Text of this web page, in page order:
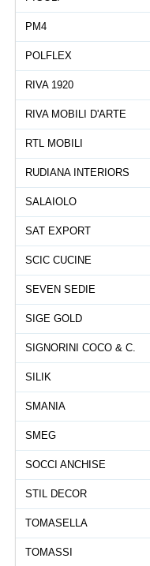
PM4
POLFLEX
RIVA 1920
RIVA MOBILI D'ARTE
RTL MOBILI
RUDIANA INTERIORS
SALAIOLO
SAT EXPORT
SCIC CUCINE
SEVEN SEDIE
SIGE GOLD
SIGNORINI COCO & C.
SILIK
SMANIA
SMEG
SOCCI ANCHISE
STIL DECOR
TOMASELLA
TOMASSI